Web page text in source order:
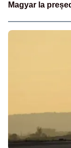
Magyar la